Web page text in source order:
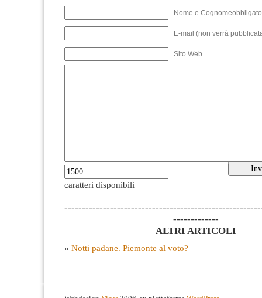
Nome e
E-mail (non verrà
Sito Web
caratteri disponibili
-------------
ALTRI ARTICOLI
« Notti padane. Piemonte al voto?